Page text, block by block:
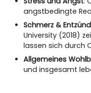
angstbedingte
Schmerz &
University (2018)
lassen sich durch
Allgemeines
und insgesamt